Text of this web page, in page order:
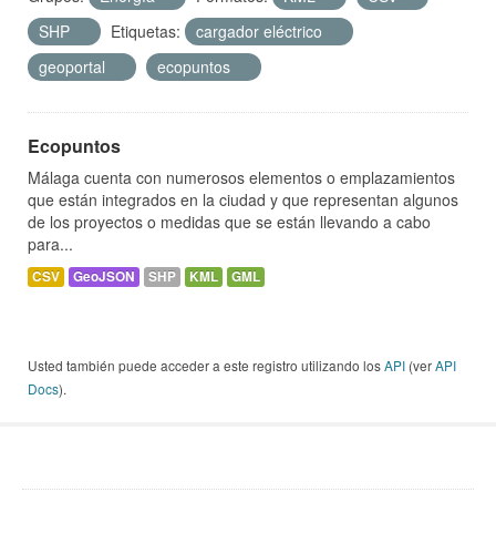
SHP
Etiquetas:
cargador eléctrico
geoportal
ecopuntos
Ecopuntos
Málaga cuenta con numerosos elementos o emplazamientos
que están integrados en la ciudad y que representan algunos
de los proyectos o medidas que se están llevando a cabo
para...
CSV GeoJSON SHP KML GML
Usted también puede acceder a este registro utilizando losAPI (verAPI
Docs).